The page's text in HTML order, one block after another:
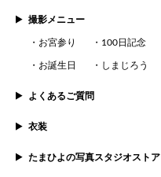
撮影メニュー
お宮参り 100日記念
お誕生日 しまじろう
よくあるご質問
衣装
たまひよの写真スタジオストア